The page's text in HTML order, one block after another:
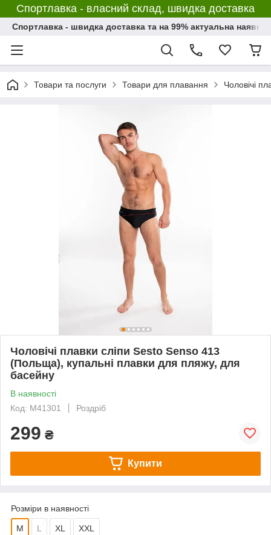
Спортлавка - власний склад, швидка доставка
Спортлавка - швидка доставка та на 99% актуальна
Товари та послуги Товари для плавання Чоловічі
Чоловічі плавки сліпи Sesto Senso 413
(Польща), купальні плавки для пляжу, для
басейну
В наявності
Код: M41301
Роздріб
299 ₴
Купити
Розміри в наявності
M L XL XXL